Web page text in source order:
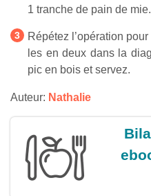
1 tranche de pain de mie.
Répétez l’opération
les en deux dans la
pic en bois et servez.
Auteur: Nathalie